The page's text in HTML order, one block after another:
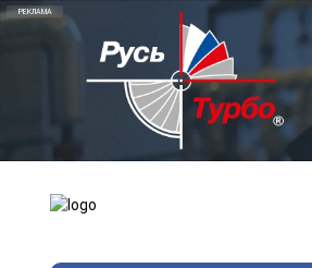
Русь-Турбо - обслуживание и
оборудования ТЭС,
и других предприятиях.